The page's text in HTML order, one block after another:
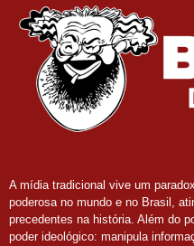
A mídia tradicional vive um
poderosa no mundo e no Brasil,
precedentes na história. Além do
poder ideológico: manipula